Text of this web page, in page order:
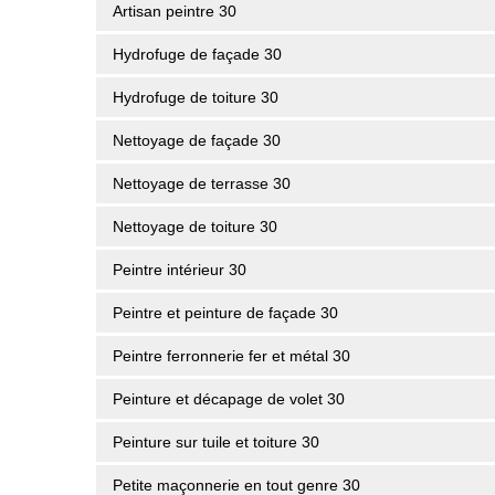
Artisan peintre 30
Hydrofuge de façade 30
Hydrofuge de toiture 30
Nettoyage de façade 30
Nettoyage de terrasse 30
Nettoyage de toiture 30
Peintre intérieur 30
Peintre et peinture de façade 30
Peintre ferronnerie fer et métal 30
Peinture et décapage de volet 30
Peinture sur tuile et toiture 30
Petite maçonnerie en tout genre 30